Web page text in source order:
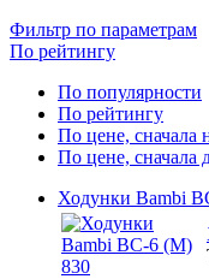
Фильтр по параметрам
По рейтингу
По популярности
По рейтингу
По цене, сначала
По цене, сначала
Ходунки Bambi